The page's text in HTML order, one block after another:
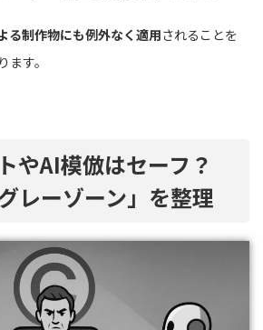
る制作物にも例外なく適用されることを
す。
やAI模倣はセーフ？
レーゾーン」を整理